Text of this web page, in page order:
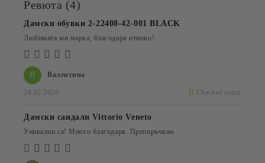
Ревюта (4)
В Валентина
28.02.2026 Checked order
Дамски обувки 2-22408-42-001 BLACK
Любимата ми марка, благодаря отново!
Дамски сандали Vittorio Veneto
Уникални са! Много благодаря. Препоръчвам